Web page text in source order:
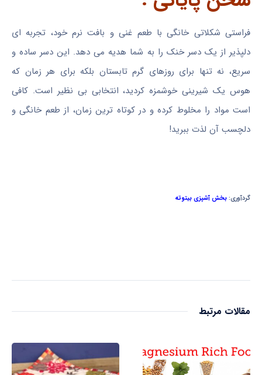
فراستی شکلاتی خانگی با طعم غنی و بافت نرم خود، تجربه ای
دلپذیر از یک دسر خنک را به شما هدیه می دهد. این دسر ساده و
سریع، نه تنها برای روزهای گرم تابستان بلکه برای هر زمان که
هوس یک شیرینی خوشمزه کردید، انتخابی بی نظیر است. کافی
است مواد را مخلوط کرده و در کوتاه ترین زمان، از طعم خانگی و
دلچسب آن لذت ببرید!
گردآوری:بخش آشپزی بیتوته
مقالات مرتبط